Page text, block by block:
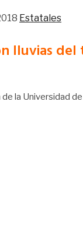
Estatales
lluvias
la Universidad